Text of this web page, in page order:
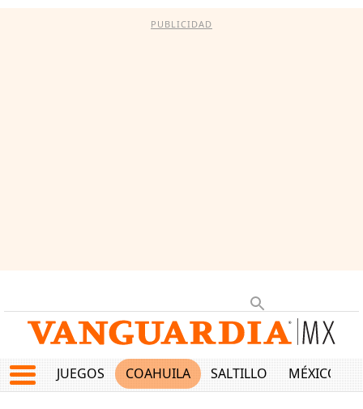
PUBLICIDAD
JUEGOS COAHUILA SALTILLO MÉXICO